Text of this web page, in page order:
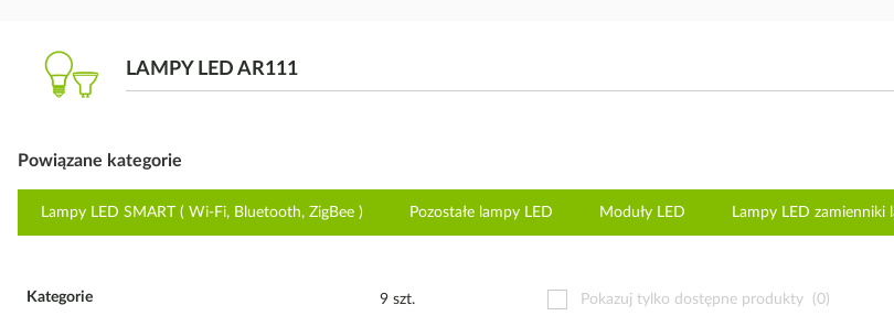
LAMPY LED AR111
Powiązane kategorie
Lampy LED SMART ( Wi-Fi, Bluetooth, ZigBee ) Pozostałe lampy LED Moduły LED Lampy LED
9 szt. Pokazuj tylko dostępne produkty (0)
Kategorie